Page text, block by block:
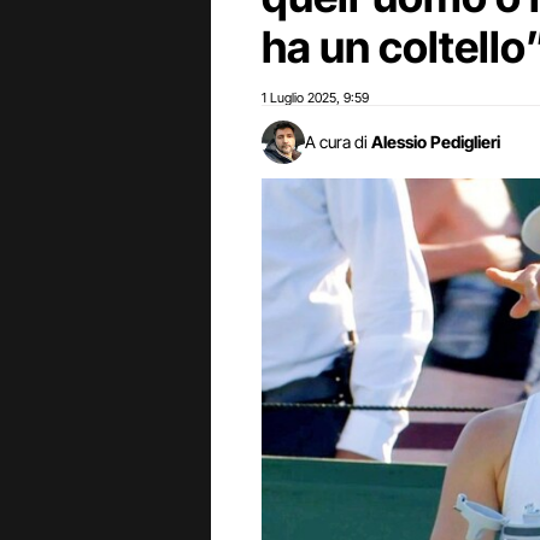
ha un
1 Luglio 2025 9:59
A cura di Alessio Pediglieri